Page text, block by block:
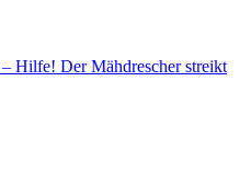
Hilfe! Der Mähdrescher streikt